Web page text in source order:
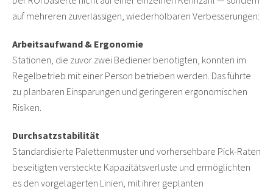
auf mehreren zuverlässigen, wiederholbaren Verbesserungen:
Arbeitsaufwand & Ergonomie
Stationen, die zuvor zwei Bediener benötigten, konnten im
Regelbetrieb mit einer Person betrieben werden. Das führte
zu planbaren Einsparungen und geringeren ergonomischen
Risiken.
Durchsatzstabilität
Standardisierte Palettenmuster und vorhersehbare Pick-Raten
beseitigten versteckte Kapazitätsverluste und ermöglichten
es den vorgelagerten Linien, mit ihrer geplanten